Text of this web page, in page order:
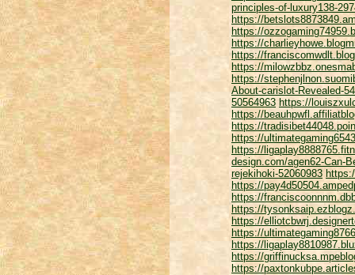
principles-of-luxury138-
https://
https://
https://
https://
https://
https://
About-carislot-Revealed-
50564963 https://
https://
https://
https://
https://
design.com/agen62-Can-
rejekihoki-52060983
https://
https://
https://
https://
https://
https://
https://
https://